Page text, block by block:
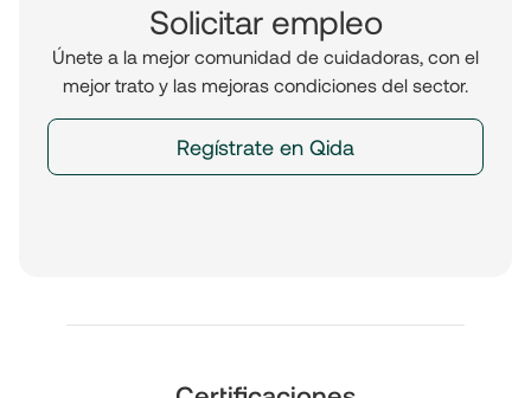
Solicitar empleo
Únete a la mejor comunidad de cuidadoras, con el
mejor trato y las mejoras condiciones del sector.
Regístrate en Qida